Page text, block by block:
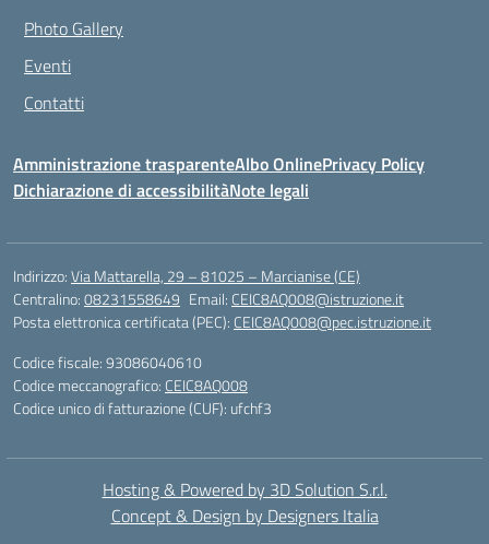
Photo Gallery
Eventi
Contatti
Amministrazione trasparenteAlbo OnlinePrivacy Policy
Dichiarazione di accessibilitàNote legali
Indirizzo:Via Mattarella, 29 – 81025 – Marcianise (CE)
Centralino:08231558649 Email: CEIC8AQ008@istruzione.it
Posta elettronica certificata (PEC): CEIC8AQ008@pec.istruzione.it
Codice fiscale: 93086040610
Codice meccanografico: CEIC8AQ008
Codice unico di fatturazione (CUF): ufchf3
Hosting & Powered by 3D Solution S.r.l.
Concept & Design by Designers Italia